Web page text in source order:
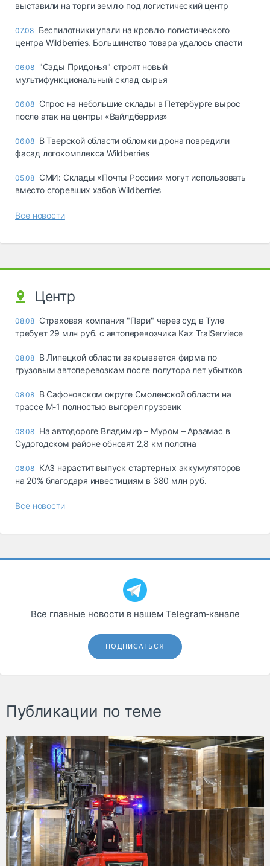
выставили на торги землю под логистический центр
07.08 Беспилотники упали на кровлю логистического
центра Wildberries. Большинство товара удалось спасти
06.08 "Сады Придонья" строят новый
мультифункциональный склад сырья
06.08 Спрос на небольшие склады в Петербурге вырос
после атак на центры «Вайлдберриз»
06.08 В Тверской области обломки дрона повредили
фасад логокомплекса Wildberries
05.08 СМИ: Склады «Почты России» могут использовать
вместо сгоревших хабов Wildberries
Все новости
Центр
08.08 Страховая компания "Пари" через суд в Туле
требует 29 млн руб. с автоперевозчика Kaz TralServiece
08.08 В Липецкой области закрывается фирма по
грузовым автоперевозкам после полутора лет убытков
08.08 В Сафоновском округе Смоленской области на
трассе М-1 полностью выгорел грузовик
08.08 На автодороге Владимир – Муром – Арзамас в
Судогодском районе обновят 2,8 км полотна
08.08 КАЗ нарастит выпуск стартерных аккумуляторов
на 20% благодаря инвестициям в 380 млн руб.
Все новости
Все главные новости в нашем Telegram‑канале
ПОДПИСАТЬСЯ
Публикации по теме